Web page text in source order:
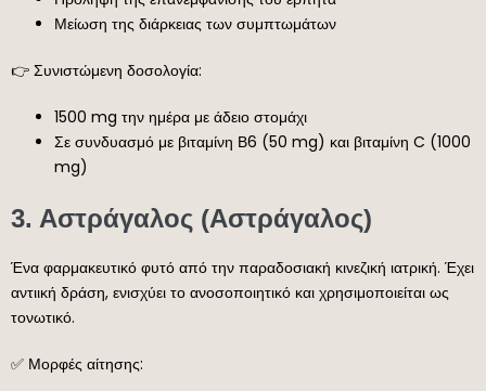
Μείωση της διάρκειας των συμπτωμάτων
👉 Συνιστώμενη δοσολογία:
1500 mg την ημέρα με άδειο στομάχι
Σε συνδυασμό με βιταμίνη Β6 (50 mg) και βιταμίνη C (1000
mg)
3. Αστράγαλος (Αστράγαλος)
Ένα φαρμακευτικό φυτό από την παραδοσιακή κινεζική ιατρική. Έχει
αντιική δράση, ενισχύει το ανοσοποιητικό και χρησιμοποιείται ως
τονωτικό.
✅ Μορφές αίτησης: